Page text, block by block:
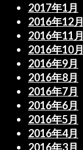
2017年1月
2016年12月
2016年11月
2016年10月
2016年9月
2016年8月
2016年7月
2016年6月
2016年5月
2016年4月
2016年3月